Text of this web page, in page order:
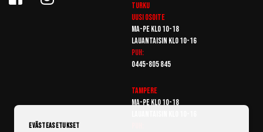
Turku
Uusi osoite
Ma-pe klo 10-18
Lauantaisin klo 10-16
Puh:
0445-805 845
Tampere
Ma-pe klo 10-18
Evästeasetukset